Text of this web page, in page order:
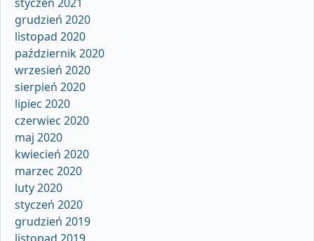
grudzień 2020
listopad 2020
październik 2020
wrzesień 2020
sierpień 2020
lipiec 2020
czerwiec 2020
maj 2020
kwiecień 2020
marzec 2020
luty 2020
styczeń 2020
grudzień 2019